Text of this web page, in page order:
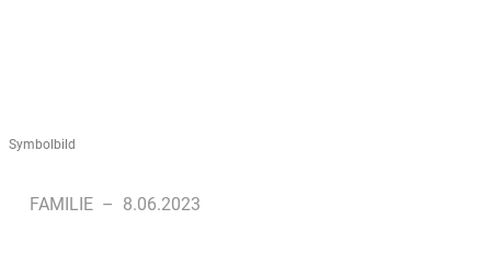
Symbolbild
FAMILIE – 8.06.2023